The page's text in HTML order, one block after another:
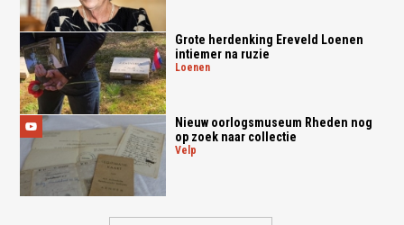
Grote herdenking Ereveld Loenen
intiemer na ruzie
loenen
Nieuw oorlogsmuseum Rheden nog
op zoek naar collectie
velp